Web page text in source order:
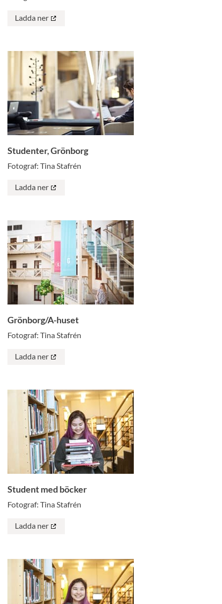
Ladda ner
Studenter, Grönborg
Fotograf: Tina Stafrén
Ladda ner
Grönborg/A-huset
Fotograf: Tina Stafrén
Ladda ner
Student med böcker
Fotograf: Tina Stafrén
Ladda ner